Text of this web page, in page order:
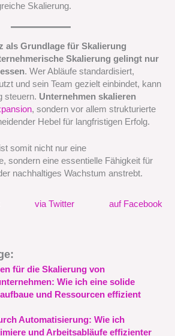
Skalierung.
als Grundlage für Skalierung
Skalierung gelingt nur
. Wer Abläufe standardisiert,
und sein Team gezielt einbindet, kann
steuern. Unternehmen skalieren
, sondern vor allem strukturierte
Hebel für langfristigen Erfolg.
ist somit nicht nur eine
sondern eine essentielle Fähigkeit für
nachhaltiges Wachstum anstrebt.
via Twitter auf Facebook
für die Skalierung von
Wie ich eine solide
und Ressourcen effizient
Automatisierung: Wie ich
und Arbeitsabläufe effizienter